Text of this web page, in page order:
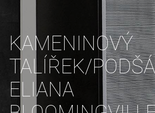
KAMENINOVÝ
TALÍŘEK/
ELIANA